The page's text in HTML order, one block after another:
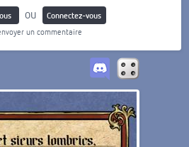
ou
Connectez-vous
un commentaire